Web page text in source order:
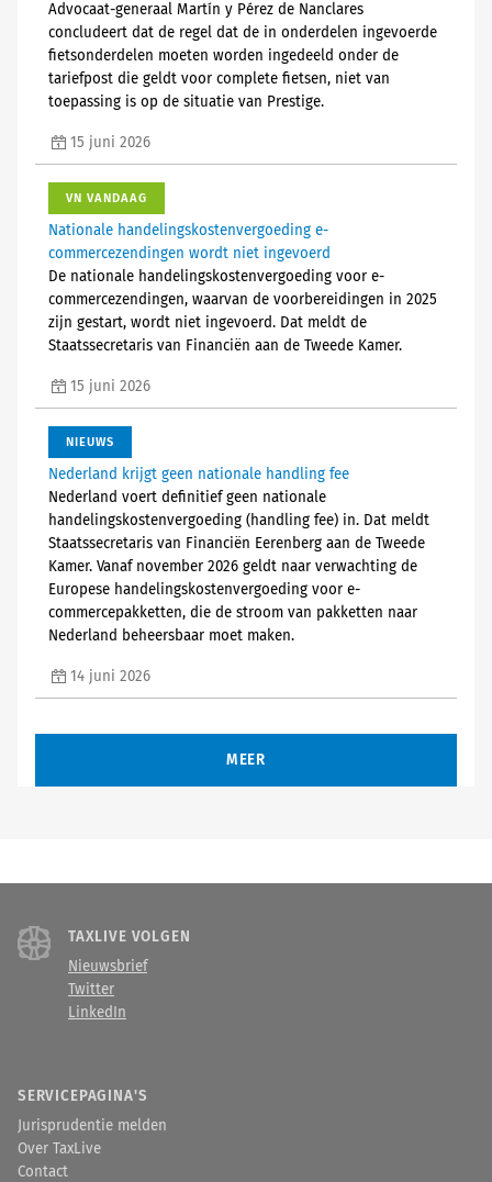
Advocaat-generaal Martín y Pérez de Nanclares
concludeert dat de regel dat de in onderdelen ingevoerde
fietsonderdelen moeten worden ingedeeld onder de
tariefpost die geldt voor complete fietsen, niet van
toepassing is op de situatie van Prestige.
15 juni 2026
VN VANDAAG
Nationale handelingskostenvergoeding e-
commercezendingen wordt niet ingevoerd
De nationale handelingskostenvergoeding voor e-
commercezendingen, waarvan de voorbereidingen in 2025
zijn gestart, wordt niet ingevoerd. Dat meldt de
Staatssecretaris van Financiën aan de Tweede Kamer.
15 juni 2026
NIEUWS
Nederland krijgt geen nationale handling fee
Nederland voert definitief geen nationale
handelingskostenvergoeding (handling fee) in. Dat meldt
Staatssecretaris van Financiën Eerenberg aan de Tweede
Kamer. Vanaf november 2026 geldt naar verwachting de
Europese handelingskostenvergoeding voor e-
commercepakketten, die de stroom van pakketten naar
Nederland beheersbaar moet maken.
14 juni 2026
MEER
TAXLIVE VOLGEN
Nieuwsbrief
Twitter
LinkedIn
SERVICEPAGINA'S
Jurisprudentie melden
Over TaxLive
Contact